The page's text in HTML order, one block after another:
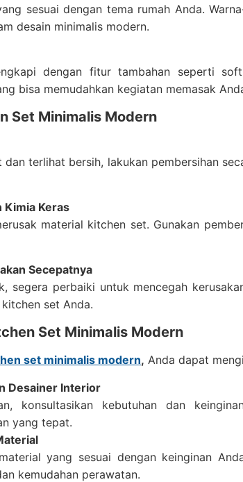
sesuai dengan tema rumah Anda.
desain minimalis modern.
dengan fitur tambahan seperti
bisa memudahkan kegiatan memasak
Set Minimalis Modern
terlihat bersih, lakukan pembersihan
Kimia Keras
material kitchen set. Gunakan
Secepatnya
segera perbaiki untuk mencegah
set Anda.
Set Minimalis Modern
set minimalis modern, Anda dapat
Desainer Interior
konsultasikan kebutuhan dan
yang tepat.
yang sesuai dengan keinginan
kemudahan perawatan.